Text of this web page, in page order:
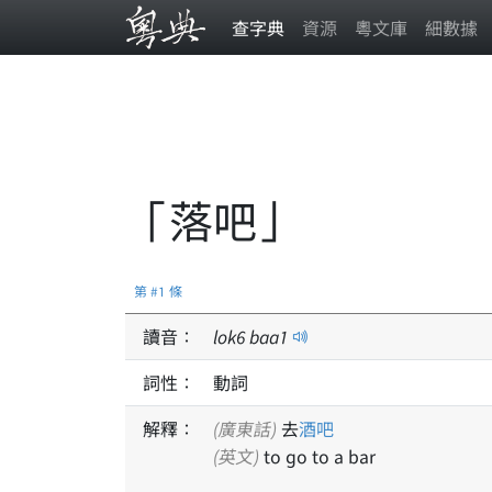
查字典 資源 粵文庫 細數據
「落吧」
第 #1 條
讀音： lok6baa1
詞性：
動詞
解釋：
(廣東話) 去酒吧
(英文) to go to a bar